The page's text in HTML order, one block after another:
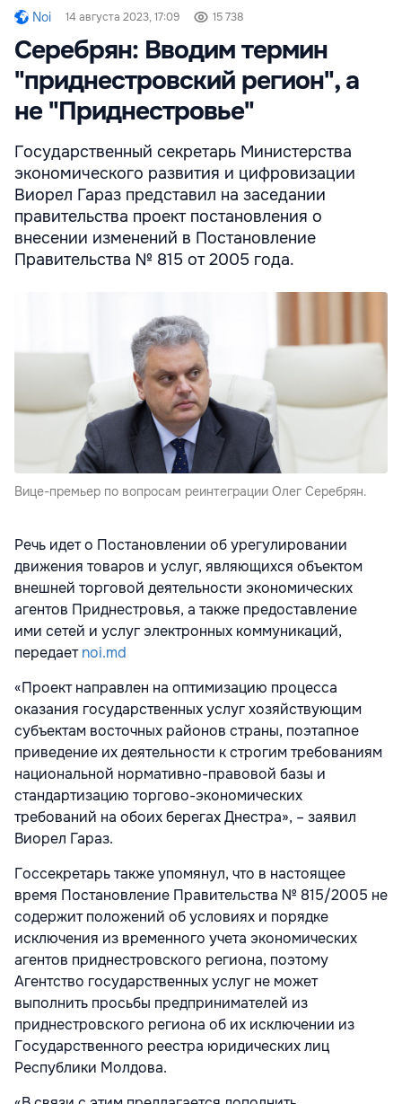
Noi 14 августа 2023, 17:09 15 738
Серебрян: Вводим термин
"приднестровский регион", а
не "Приднестровье"
Государственный секретарь Министерства
экономического развития и цифровизации
Виорел Гараз представил на заседании
правительства проект постановления о
внесении изменений в Постановление
Правительства № 815 от 2005 года.
Вице-премьер по вопросам реинтеграции Олег Серебрян.
Речь идет о Постановлении об урегулировании
движения товаров и услуг, являющихся объектом
внешней торговой деятельности экономических
агентов Приднестровья, а также предоставление
ими сетей и услуг электронных коммуникаций,
передаетnoi.md
«Проект направлен на оптимизацию процесса
оказания государственных услуг хозяйствующим
субъектам восточных районов страны, поэтапное
приведение их деятельности к строгим требованиям
национальной нормативно-правовой базы и
стандартизацию торгово-экономических
требований на обоих берегах Днестра», – заявил
Виорел Гараз.
Госсекретарь также упомянул, что в настоящее
время Постановление Правительства № 815/2005 не
содержит положений об условиях и порядке
исключения из временного учета экономических
агентов приднестровского региона, поэтому
Агентство государственных услуг не может
выполнить просьбы предпринимателей из
приднестровского региона об их исключении из
Государственного реестра юридических лиц
Республики Молдова.